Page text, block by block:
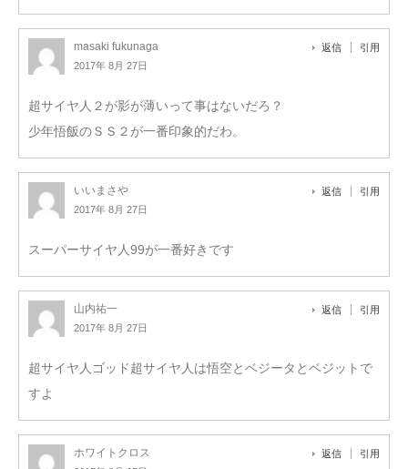
masaki fukunaga
2017年 8月 27日
返信 引用
超サイヤ人２が影が薄いって事はないだろ？
少年悟飯のＳＳ２が一番印象的だわ。
いいまさや
2017年 8月 27日
返信 引用
スーパーサイヤ人99が一番好きです
山内祐一
2017年 8月 27日
返信 引用
超サイヤ人ゴッド超サイヤ人は悟空とベジータとベジットで
すよ
ホワイトクロス 返信 引用